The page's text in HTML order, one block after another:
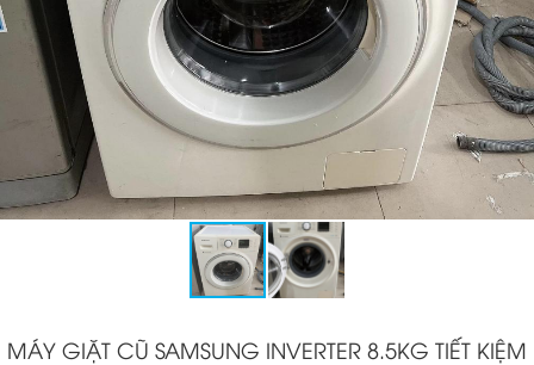
MÁY GIẶT CŨ SAMSUNG INVERTER 8.5KG TIẾT KIỆM